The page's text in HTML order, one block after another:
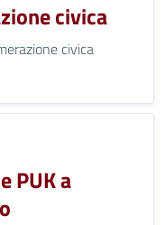
civica
civica
PUK a